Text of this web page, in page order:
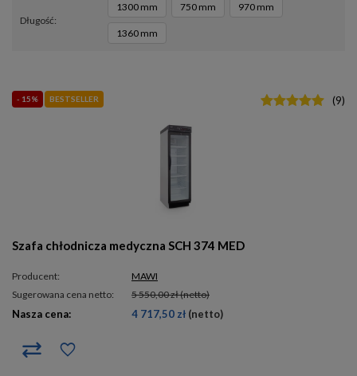
długość
1300 mm 750 mm 970 mm
1360 mm
- 15% BESTSELLER
Szafa chłodnicza medyczna SCH 374 MED
Producent:
MAWI
Sugerowana cena netto:
5 550,00 zł(netto)
Nasza cena: 4 717,50 zł (netto)
(9)